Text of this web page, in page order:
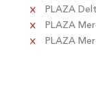
PLAZA
PLAZA
PLAZA